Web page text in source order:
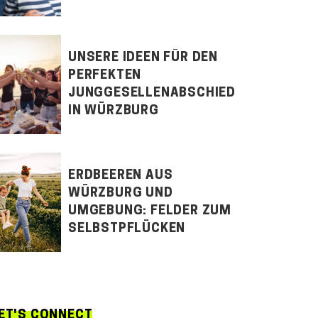
UNSERE IDEEN FÜR DEN
PERFEKTEN
JUNGGESELLENABSCHIED
IN WÜRZBURG
ERDBEEREN AUS
WÜRZBURG UND
UMGEBUNG: FELDER ZUM
SELBSTPFLÜCKEN